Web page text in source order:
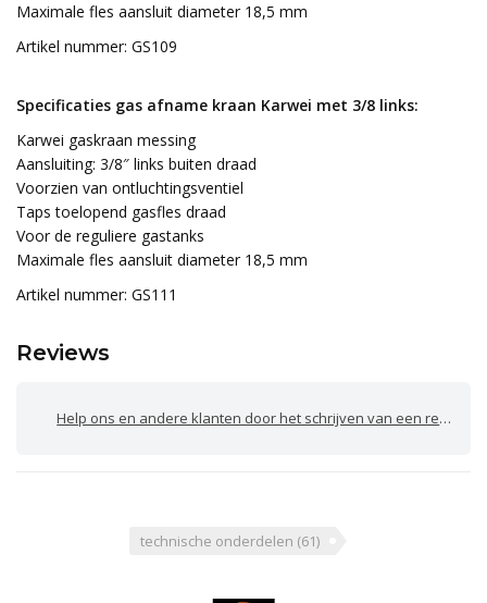
Maximale fles aansluit diameter 18,5 mm
Artikel nummer: GS109
Specificaties gas afname kraan Karwei met 3/8 links:
Karwei gaskraan messing
Aansluiting: 3/8″ links buiten draad
Voorzien van ontluchtingsventiel
Taps toelopend gasfles draad
Voor de reguliere gastanks
Maximale fles aansluit diameter 18,5 mm
Artikel nummer: GS111
Reviews
Help ons en andere klanten door het schrijven van een review
technische onderdelen (61)